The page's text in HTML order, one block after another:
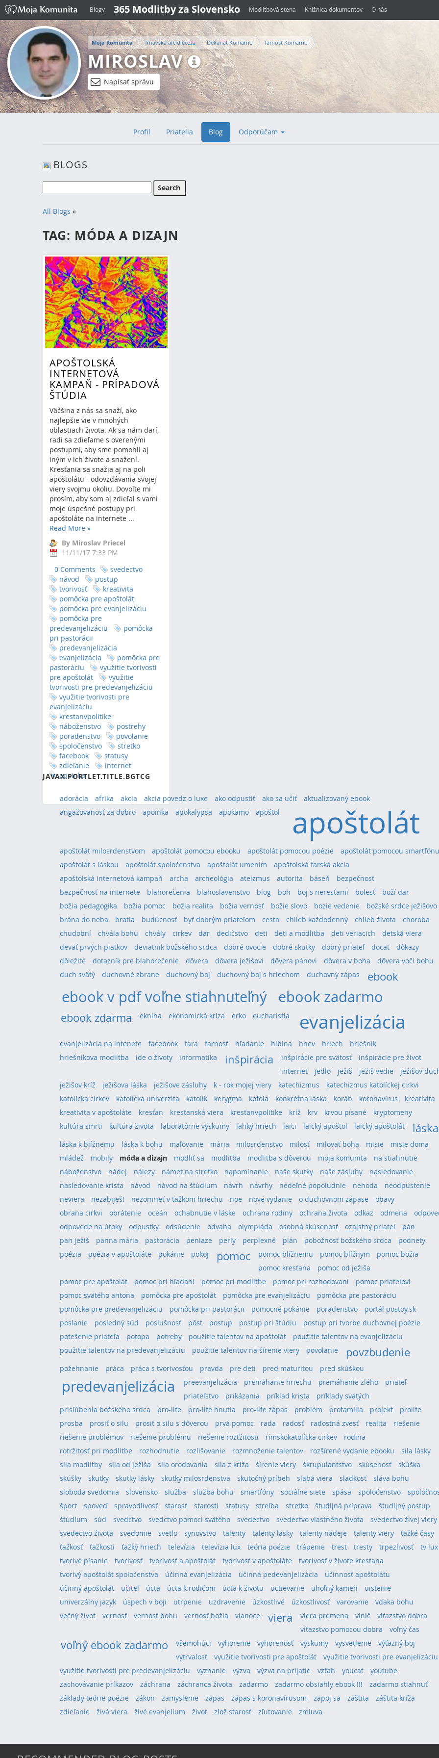
Blogy 365 Modlitby za Slovensko Modlitbová stena Knižnica dokumentov O nás
Moja Komunita Trnavská arcidiecéza Dekanát Komárno farnosť Komárno
MIROSLAV
Napísať správu
Profil Priatelia Blog Odporúčam
BLOGS
All Blogs »
TAG: MÓDA A DIZAJN
APOŠTOLSKÁ
INTERNETOVÁ
KAMPAŇ - PRÍPADOVÁ
ŠTÚDIA
Väčšina z nás sa snaží, ako
najlepšie vie v mnohých
oblastiach života. Ak sa nám darí,
radi sa zdieľame s overenými
postupmi, aby sme pomohli aj
iným v ich živote a snažení.
Kresťania sa snažia aj na poli
apoštolátu - odovzdávania svojej
viery svojmu okoliu. Dovoľte mi
prosím, aby som aj zdieľal s vami
moje úspešné postupy pri
apoštoláte na internete ...
Read More »
By Miroslav Priecel
11/11/17 7:33 PM
0 Comments
svedectvo
návod
postup
tvorivosť
kreativita
pomôcka pre apoštolát
pomôcka pre evanjelizáciu
pomôcka pre
predevanjelizáciu
pomôcka
pri pastorácii
predevanjelizácia
evanjelizácia
pomôcka pre
pastoráciu
využitie tvorivosti
pre apoštolát
využitie
tvorivosti pre predevanjelizáciu
využitie tvorivosti pre
evanjelizáciu
krestanvpolitike
náboženstvo
postrehy
poradenstvo
povolanie
spoločenstvo
stretko
facebook
statusy
zdieľanie
internet
apoinka
RSS (Opens New Window)
Showing 0 results.
JAVAX.PORTLET.TITLE.BGTCG
adorácia afrika akcia akcia povedz o luxe ako odpustiť ako sa učiť
aktualizovaný ebook
angažovanosť za dobro
apoinka apokalypsa apokamo apoštol apoštolát
apoštolát milosrdenstvom apoštolát pomocou ebooku apoštolát pomocou poézie
apoštolát pomocou smartfónu
apoštolát s láskou
apoštolát spoločenstva apoštolát umením
apoštolská farská akcia
apoštolská internetová kampaň
archa archeológia ateizmus autorita báseň
bezpečnosť
bezpečnosť na internete
blahorečenia blahoslavenstvo blog boh boj s neresťami bolesť
boží dar
božia pedagogika
božia pomoc božia realita božia vernosť božie slovo bozie vedenie
božské srdce ježišovo
brána do neba
bratia budúcnosť byť dobrým priateľom cesta chlieb každodenný chlieb života
choroba
chudobní
chvála bohu chvály cirkev dar dedičstvo deti deti a modlitba deti veriacich
detská viera
deväť prvých piatkov
deviatnik božského srdca dobré ovocie dobré skutky dobrý priateľ docat
dôkazy
dôležité
dotazník pre blahorečenie dôvera dôvera ježišovi dôvera pánovi dôvera v boha
dôvera voči bohu
duch svätý
duchovné zbrane duchovný boj duchovný boj s hriechom duchovný zápas ebook
ebook v pdf voľne stiahnuteľný ebook zadarmo
ebook zdarma ekniha ekonomická kríza erko eucharistia evanjelizácia
evanjelizácia na intenete facebook fara farnosť hľadanie hlbina hnev hriech
hriešnik
hriešnikova modlitba
ide o životy informatika inšpirácia inšpirácie pre svätosť
inšpirácie pre život
internet
jedlo ježiš ježiš vedie
ježišov
ježišov kríž
ježišova láska ježišove zásluhy k - rok mojej viery katechizmus
katechizmus katolíckej cirkvi
katolícka cirkev
katolícka univerzita katolík kerygma kofola konkrétna láska koráb koronavírus
kreativita
kreativita v apoštoláte
kresťan kresťanská viera kresťanvpolitike kríž krv krvou písané
kryptomeny
kultúra smrti
kultúra života laboratórne výskumy ľahký hriech laici laický apoštol laický apoštolát láska
láska k blížnemu láska k bohu maľovanie mária milosrdenstvo milosť milovať boha misie
misie doma
mládež
mobily móda a dizajn modliť sa modlitba modlitba s dôverou moja komunita
na stiahnutie
náboženstvo
nádej nálezy námet na stretko napomínanie naše skutky naše zásluhy
nasledovanie
nasledovanie krista
návod návod na štúdium návrh návrhy nedeľné popoludnie nehoda
neodpustenie
neviera
nezabiješ! nezomrieť v ťažkom hriechu noe nové vydanie o duchovnom zápase
obavy
obrana cirkvi
obrátenie oceán ochabnutie v láske ochrana rodiny ochrana života odkaz odmena
odpovede na útoky
odpustky odsúdenie odvaha olympiáda osobná skúsenosť ozajstný priateľ
pán
pan ježiš
panna mária pastorácia peniaze perly perplexné plán pobožnosť božského srdca
podnety
poézia
poézia v apoštoláte pokánie pokoj pomoc pomoc blížnemu pomoc blížnym
pomoc božia
pomoc kresťana
pomoc od ježiša
pomoc pre apoštolát
pomoc pri hľadaní pomoc pri modlitbe pomoc pri rozhodovaní
pomoc priateľovi
pomoc svätého antona
pomôcka pre apoštolát pomôcka pre evanjelizáciu
pomôcka pre pastoráciu
pomôcka pre predevanjelizáciu
pomôcka pri pastorácii pomocné pokánie poradenstvo
portál postoy.sk
poslanie
posledný súd poslušnosť pôst postup postup pri štúdiu
postup pri tvorbe duchovnej poézie
potešenie priateľa
potopa potreby použitie talentov na apoštolát
použitie talentov na evanjelizáciu
použitie talentov na predevanjelizáciu
použitie talentov na šírenie viery povolanie povzbudenie
požehnanie práca práca s tvorivosťou pravda pre deti pred maturitou pred skúškou
predevanjelizácia preevanjelizácia premáhanie hriechu premáhanie zlého
priateľ
priateľstvo
prikázania príklad krista
príklady svätých
prisľúbenia božského srdca
pro-life pro-life hnutia pro-life zápas problém profamilia projekt
prolife
prosba
prosiť o silu prosiť o silu s dôverou prvá pomoc rada radosť radostná zvesť realita
riešenie
riešenie problémov
riešenie problému riešenie roztžitosti rímskokatolícka cirkev
rodina
rotržitosť pri modlitbe
rozhodnutie rozlišovanie rozmnoženie talentov rozšírené vydanie ebooku
sila lásky
sila modlitby
sila od ježiša sila orodovania sila z kríža šírenie viery škrupulantstvo skúsenosť
skúška
skúšky
skutky skutky lásky skutky milosrdenstva skutočný príbeh slabá viera sladkosť
sláva bohu
sloboda svedomia
slovensko služba služba bohu smartfóny sociálne siete spása spoločenstvo
šport
spoveď spravodlivosť starosť starosti statusy streľba stretko študijná príprava
študijný postup
štúdium
súd svedctvo svedctvo pomoci svätého svedectvo svedectvo vlastného života
svedectvo živej viery
svedectvo života
svedomie svetlo synovstvo talenty talenty lásky talenty nádeje talenty viery
ťažké časy
ťažkosť
ťažkosti ťažký hriech televízia televízia lux teória poézie trápenie trest tresty trpezlivosť
tv lux
tvorivé písanie
tvorivosť tvorivosť a apoštolát tvorivosť v apoštoláte
tvorivosť v živote kresťana
tvorivý apoštolát spoločenstva
účinná evanjelizácia účinná pedevanjelizácia
účinnosť apoštolátu
účinný apoštolát
učiteľ úcta úcta k rodičom úcta k životu uctievanie uhoľný kameň
uistenie
univerzálny jazyk
úspech v boji utrpenie uzdravenie úzkostlivé úzkostlivosť varovanie
vďaka bohu
večný život
vernosť vernosť bohu vernosť božia vianoce viera viera premena vinič
víťazstvo dobra
víťazstvo pomocou dobra
voľný čas
voľný ebook zadarmo všemohúci vyhorenie vyhorenosť výskumy vysvetlenie
výťazný boj
vytrvalosť
využitie tvorivosti pre apoštolát
využitie tvorivosti pre evanjelizáciu
využitie tvorivosti pre predevanjelizáciu
vyznanie výzva výzva na prijatie vzťah youcat
youtube
zachovávanie príkazov
záchrana záchranca života zadarmo zadarmo obsiahly ebook !!!
zadarmo stiahnuť
základy teórie poézie
zákon zamyslenie zápas zápas s koronavírusom zapoj sa záštita
záštita kríža
zdieľanie
živá viera živé evanjelium život zlož starosť zľutovanie zmluva